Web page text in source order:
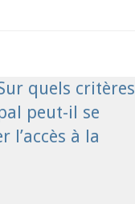
Sur quels critères
peut-il se
à la